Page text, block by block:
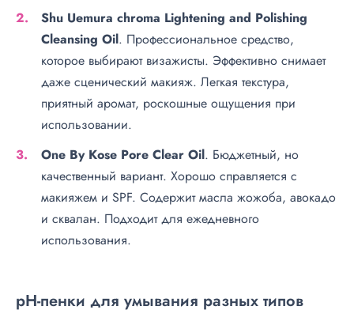
Shu Uemura chroma Lightening and Polishing
Cleansing Oil. Профессиональное средство,
которое выбирают визажисты. Эффективно снимает
даже сценический макияж. Легкая текстура,
приятный аромат, роскошные ощущения при
использовании.
One By Kose Pore Clear Oil. Бюджетный, но
качественный вариант. Хорошо справляется с
макияжем и SPF. Содержит масла жожоба, авокадо
и сквалан. Подходит для ежедневного
использования.
pH-пенки для умывания разных типов